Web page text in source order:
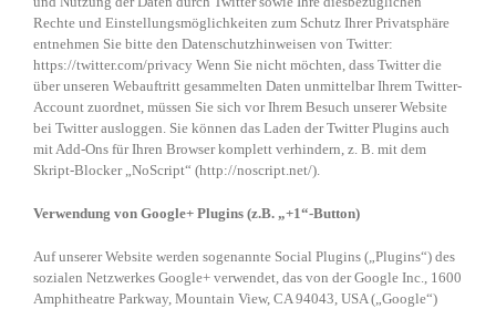
Rechte und Einstellungsmöglichkeiten zum Schutz Ihrer Privatsphäre
entnehmen Sie bitte den Datenschutzhinweisen von Twitter:
https://twitter.com/privacy Wenn Sie nicht möchten, dass Twitter die
über unseren Webauftritt gesammelten Daten unmittelbar Ihrem Twitter-
Account zuordnet, müssen Sie sich vor Ihrem Besuch unserer Website
bei Twitter ausloggen. Sie können das Laden der Twitter Plugins auch
mit Add-Ons für Ihren Browser komplett verhindern, z. B. mit dem
Skript-Blocker „NoScript“ (http://noscript.net/).
Verwendung von Google+ Plugins (z.B. „+1“-Button)
Auf unserer Website werden sogenannte Social Plugins („Plugins“) des
sozialen Netzwerkes Google+ verwendet, das von der Google Inc., 1600
Amphitheatre Parkway, Mountain View, CA 94043, USA („Google“)